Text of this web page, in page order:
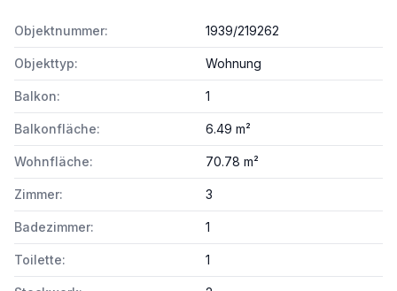
Objektnummer: 1939/219262
Objekttyp: Wohnung
Balkon: 1
Balkonfläche: 6.49 m²
Wohnfläche: 70.78 m²
Zimmer: 3
Badezimmer: 1
Toilette: 1